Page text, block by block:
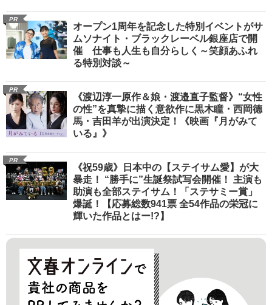
PR
オープン1周年を記念した特別イベントがサ
ムソナイト・ブラックレーベル銀座店で開
催 仕事も人生も自分らしく～笑顔あふれ
る特別対談～
PR
《渡辺淳一原作＆娘・渡邉直子監督》“女性
の性”を真摯に描く意欲作に黒木瞳・西岡德
馬・吉田羊が出演決定！《映画『月がみて
いる』》
PR
《祝59歳》日本中の【ステイサム愛】が大
暴走！ “勝手に”生誕祭試写会開催！ 主演も
助演も全部ステイサム！「ステサミー賞」
爆誕！【応募総数941票 全54作品の栄冠に
輝いた作品とはー!?】